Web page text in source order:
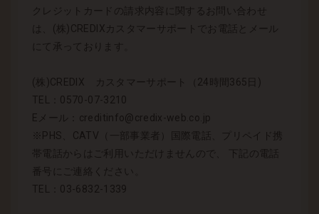
クレジットカードの請求内容に関するお問い合わせ
は、(株)CREDIXカスタマーサポートでお電話とメール
にて承っております。
(株)CREDIX カスタマーサポート（24時間365日)
TEL：0570-07-3210
Eメール：creditinfo@credix-web.co.jp
※PHS、CATV（一部事業者）国際電話、プリペイド携
帯電話からはご利用いただけませんので、 下記の電話
番号にご連絡ください。
TEL：03-6832-1339